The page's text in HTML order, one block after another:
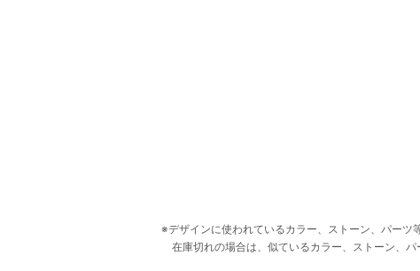
デザインに使われているカラー、ストーン、パーツ
在庫切れの場合は、似ているカラー、ストーン、